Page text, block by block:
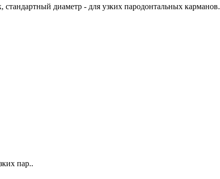
диаметр - для узких пародонтальных карманов.
пар..